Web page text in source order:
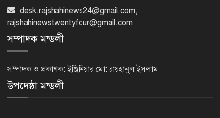
যাবে না: ভূমিমন্ত্রী
করতে পুলিশের বিশেষ অভিযানে
গ্রেপ্তার-২২
desk.rajshahinews24@gmail.com,
rajshahinewstwentyfour@gmail.com
সম্পাদক মন্ডলী
সম্পাদক ও প্রকাশক: ইঞ্জিনিয়ার মো: রায়হানুল ইসলাম
উপদেষ্ঠা মন্ডলী